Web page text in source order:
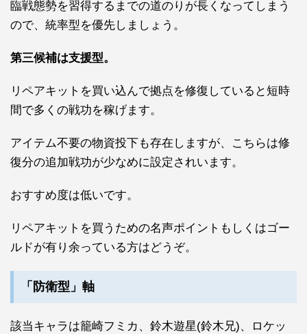
臨戦態勢を習得するまでの道のりが長くなってしまう
ので、統率型を優先しましょう。
第三候補は支援型。
リペアキットを買い込んで拠点を修復していると短時
間で多くの戦功を稼げます。
アイテム不要の物資投下も存在しますが、こちらは修
復分の追加戦功が少なめに設定されいます。
おすすめ度は低いです。
リペアキットを買うための名声ポイントもしくはゴー
ルドが有り余っている方はどうぞ。
「防衛型」軸
該当キャラは籠崎フミカ、鈴木遊星(鈴木兄)、ロケッ